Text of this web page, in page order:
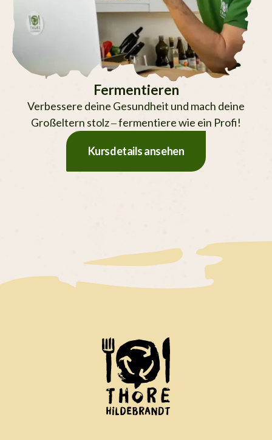
Fermentieren
Verbessere deine Gesundheit und mach deine
Großeltern stolz – fermentiere wie ein Profi!
Kursdetails ansehen